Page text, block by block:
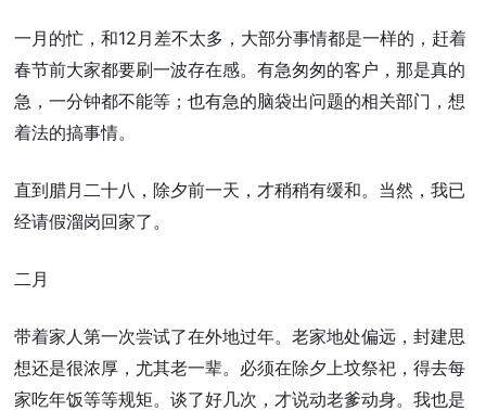
一月的忙，和12月差不太多，大部分事情都是一样的，赶着
春节前大家都要刷一波存在感。有急匆匆的客户，那是真的
急，一分钟都不能等；也有急的脑袋出问题的相关部门，想
着法的搞事情。
直到腊月二十八，除夕前一天，才稍稍有缓和。当然，我已
经请假溜岗回家了。
二月
带着家人第一次尝试了在外地过年。老家地处偏远，封建思
想还是很浓厚，尤其老一辈。必须在除夕上坟祭祀，得去每
家吃年饭等等规矩。谈了好几次，才说动老爹动身。我也是